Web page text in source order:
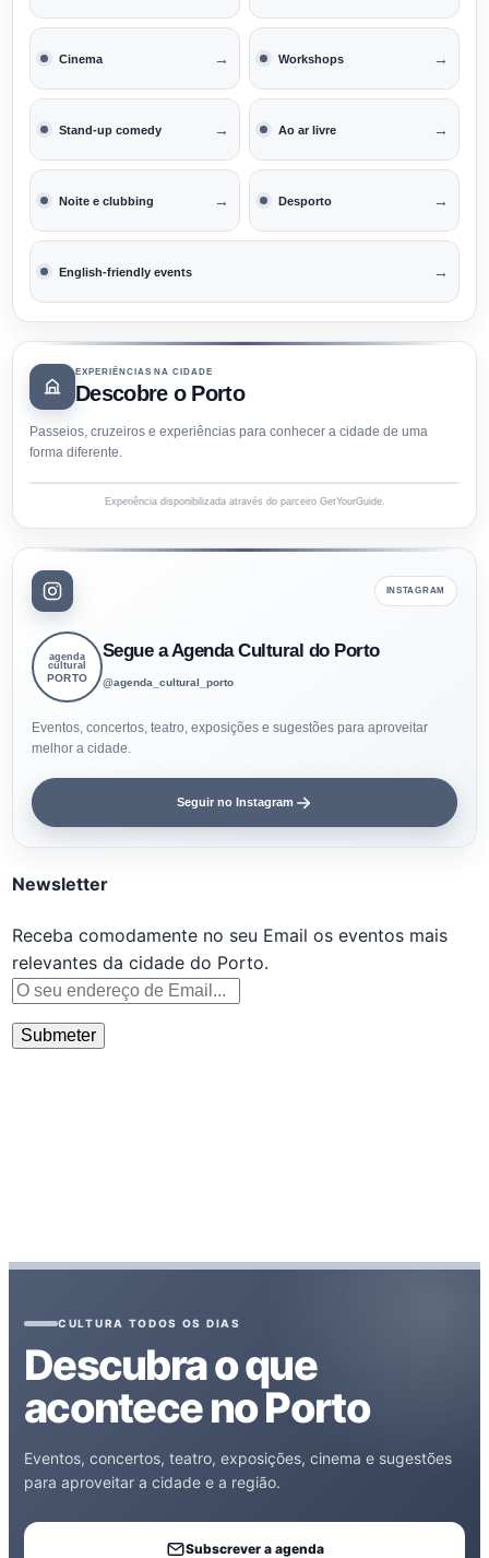
Cinema → Workshops →
Stand-up comedy → Ao ar livre →
Noite e clubbing → Desporto →
English-friendly events →
EXPERIÊNCIAS NA CIDADE
Descobre o Porto
Passeios, cruzeiros e experiências para conhecer a cidade de uma
forma diferente.
Experiência disponibilizada através do parceiro GetYourGuide.
INSTAGRAM
agenda
cultural
PORTO
Segue a Agenda Cultural do Porto
@agenda_cultural_porto
Eventos, concertos, teatro, exposições e sugestões para aproveitar
melhor a cidade.
Seguir no Instagram
Newsletter
Receba comodamente no seu Email os eventos mais
relevantes da cidade do Porto.
CULTURA TODOS OS DIAS
Descubra o que
acontece no Porto
Eventos, concertos, teatro, exposições, cinema e sugestões
para aproveitar a cidade e a região.
Subscrever a agenda